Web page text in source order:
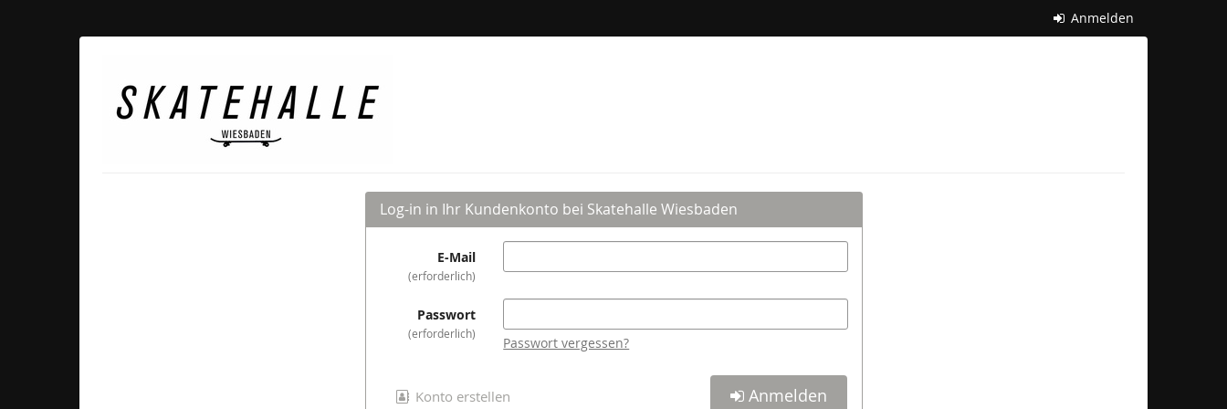
Anmelden
Skatehalle
Wiesbaden
Log-in in Ihr Kundenkonto bei Skatehalle Wiesbaden
E-Mail
erforderlich
Passwort
erforderlich
Passwort vergessen?
Konto erstellen Anmelden